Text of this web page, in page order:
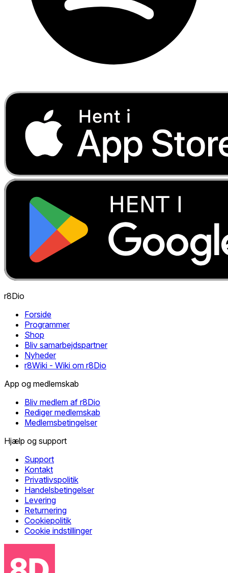
r8Dio
Forside
Programmer
Shop
Bliv samarbejdspartner
Nyheder
r8Wiki - Wiki om r8Dio
App og medlemskab
Bliv medlem af r8Dio
Rediger medlemskab
Medlemsbetingelser
Hjælp og support
Support
Kontakt
Privatlivspolitik
Handelsbetingelser
Levering
Returnering
Cookiepolitik
Cookie indstillinger